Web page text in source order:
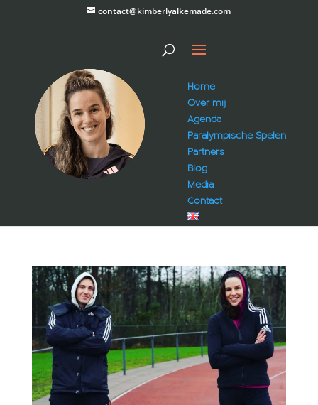
contact@kimberlyalkemade.com
Home
Over mij
Agenda
Paralympische Spelen
Partners
Blog
Media
Contact